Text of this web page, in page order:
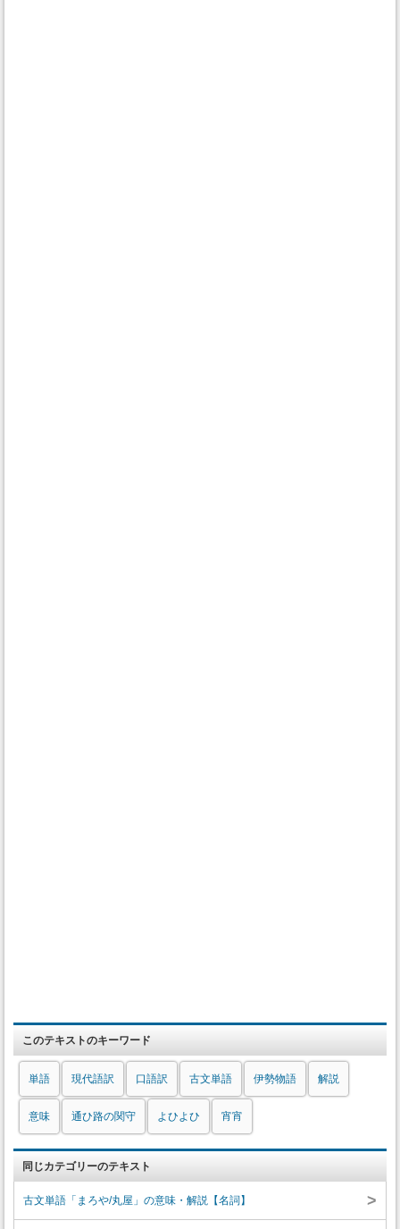
このテキストのキーワード
単語 現代語訳 口語訳 古文単語 伊勢物語 解説
意味 通ひ路の関守 よひよひ 宵宵
同じカテゴリーのテキスト
古文単語「まろや/丸屋」の意味・解説【名詞】 >